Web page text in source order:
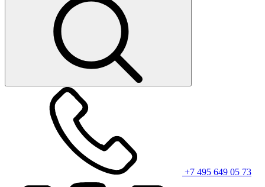
+7 495 649 05 73